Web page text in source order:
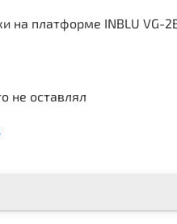
на платформе INBLU VG-
не оставлял